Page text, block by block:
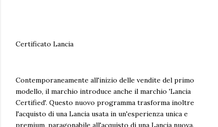
Certificato Lancia
Contemporaneamente all'inizio delle vendite del primo
modello, il marchio introduce anche il marchio 'Lancia
Certified'. Questo nuovo programma trasforma inoltre
l'acquisto di una Lancia usata in un'esperienza unica e
premium, paragonabile all'acquisto di una Lancia nuova.